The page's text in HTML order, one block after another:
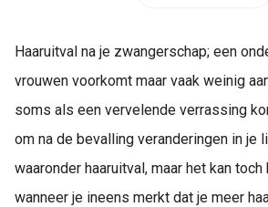
Haaruitval na je zwangerschap; een
vrouwen voorkomt maar vaak weinig
soms als een vervelende verrassing
om na de bevalling veranderingen in je
waaronder haaruitval, maar het kan
wanneer je ineens merkt dat je meer